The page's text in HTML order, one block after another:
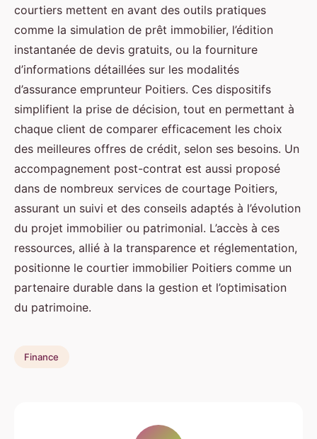
courtiers mettent en avant des outils pratiques
comme la simulation de prêt immobilier, l’édition
instantanée de devis gratuits, ou la fourniture
d’informations détaillées sur les modalités
d’assurance emprunteur Poitiers. Ces dispositifs
simplifient la prise de décision, tout en permettant à
chaque client de comparer efficacement les choix
des meilleures offres de crédit, selon ses besoins. Un
accompagnement post-contrat est aussi proposé
dans de nombreux services de courtage Poitiers,
assurant un suivi et des conseils adaptés à l’évolution
du projet immobilier ou patrimonial. L’accès à ces
ressources, allié à la transparence et réglementation,
positionne le courtier immobilier Poitiers comme un
partenaire durable dans la gestion et l’optimisation
du patrimoine.
Finance